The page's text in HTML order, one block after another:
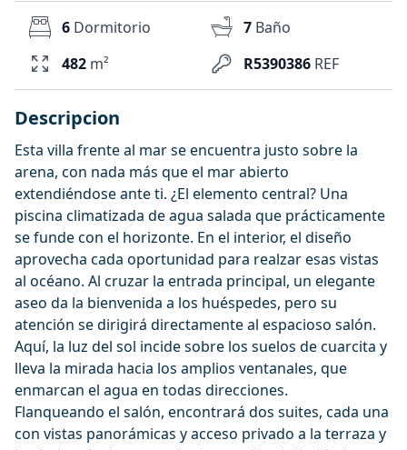
R5390386 REF
6 Dormitorio 7 Baño
482 m²
Descripcion
Esta villa frente al mar se encuentra justo sobre la
arena, con nada más que el mar abierto
extendiéndose ante ti. ¿El elemento central? Una
piscina climatizada de agua salada que prácticamente
se funde con el horizonte. En el interior, el diseño
aprovecha cada oportunidad para realzar esas vistas
al océano. Al cruzar la entrada principal, un elegante
aseo da la bienvenida a los huéspedes, pero su
atención se dirigirá directamente al espacioso salón.
Aquí, la luz del sol incide sobre los suelos de cuarcita y
lleva la mirada hacia los amplios ventanales, que
enmarcan el agua en todas direcciones.
Flanqueando el salón, encontrará dos suites, cada una
con vistas panorámicas y acceso privado a la terraza y